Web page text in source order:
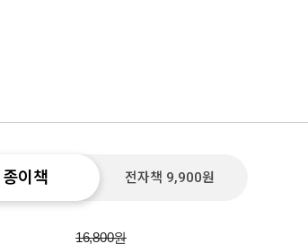
종이책 전자책 9,900원
16,800원